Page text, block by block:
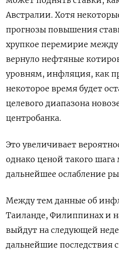
Австралии. Хотя
прогнозы повышения
хрупкое перемирие
вернуло нефтяные
уровням, инфляция, как
некоторое время будет
целевого диапазона
центробанка.
Это увеличивает
однако ценой такого
дальнейшее ослабление
Между тем данные об
Таиланде, Филиппинах и
выйдут на ​следующей
дальнейшие последствия